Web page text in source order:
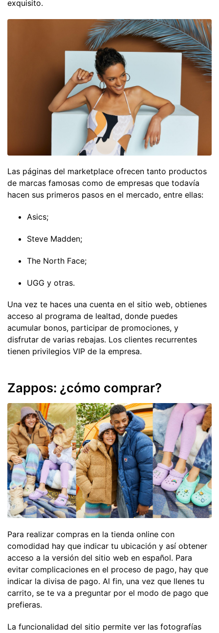
exquisito.
Las páginas del marketplace ofrecen tanto productos
de marcas famosas como de empresas que todavía
hacen sus primeros pasos en el mercado, entre ellas:
Asics;
Steve Madden;
The North Face;
UGG y otras.
Una vez te haces una cuenta en el sitio web, obtienes
acceso al programa de lealtad, donde puedes
acumular bonos, participar de promociones, y
disfrutar de varias rebajas. Los clientes recurrentes
tienen privilegios VIP de la empresa.
Zappos: ¿cómo comprar?
Para realizar compras en la tienda online con
comodidad hay que indicar tu ubicación y así obtener
acceso a la versión del sitio web en español. Para
evitar complicaciones en el proceso de pago, hay que
indicar la divisa de pago. Al fin, una vez que llenes tu
carrito, se te va a preguntar por el modo de pago que
prefieras.
La funcionalidad del sitio permite ver las fotografías